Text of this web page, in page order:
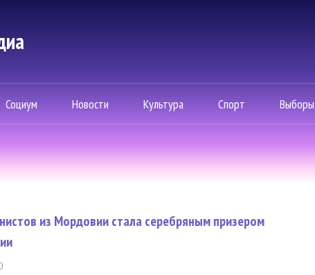
Социум Новости Культура Спорт Выборы
из Мордовии стала серебряным призером